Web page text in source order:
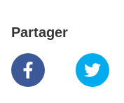
Partager